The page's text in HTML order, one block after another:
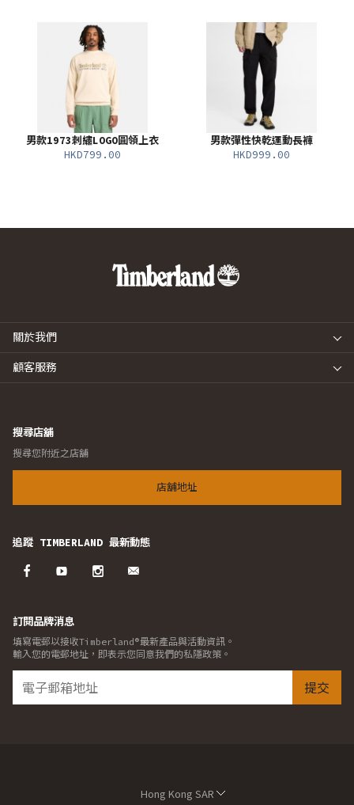
男款1973刺繡LOGO圓領上衣
HKD799.00
男款彈性快乾運動長褲
HKD999.00
關於我們
顧客服務
搜尋店舖
搜尋您附近之店舖
店舖地址
追蹤 TIMBERLAND 最新動態
訂閱品牌消息
填寫電郵以接收Timberland®最新產品與活動資訊。
輸入您的電郵地址，即表示您同意我們的私隱政策。
提交
Hong Kong SAR